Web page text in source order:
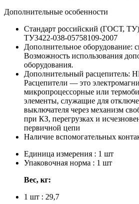
Дополнительные особенности
Стандарт российский (ГОСТ,
ТУ3422-038-05758109-2007
Дополнительное оборудование:
Возможность использования
оборудования.
Дополнительный расцепитель:
Расцепители — это
микропроцессорные или
элементы, служащие для
выключателя через механизм
при КЗ, перегрузках и
первичной цепи
Наличие вспомогательных
Единица измерения : 1 шт
Упаковочная норма : 1 шт
Вес, кг:
1 шт : 29,7